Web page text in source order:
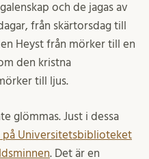
och de jagas av
från skärtorsdag till
Heyst från mörker till en
den kristna
till ljus.
glömmas. Just i dessa
på Universitetsbiblioteket
. Det är en